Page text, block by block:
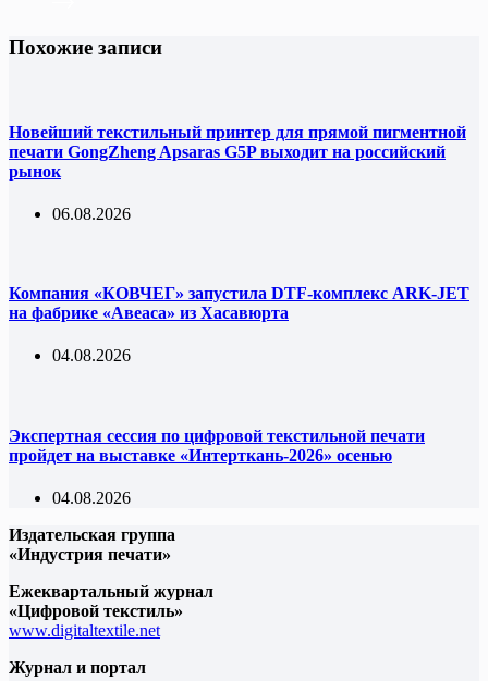
Похожие записи
Новейший текстильный принтер для прямой пигментной
печати GongZheng Apsaras G5P выходит на российский
рынок
06.08.2026
Компания «КОВЧЕГ» запустила DTF-комплекс ARK-JET
на фабрике «Авеаса» из Хасавюрта
04.08.2026
Экспертная сессия по цифровой текстильной печати
пройдет на выставке «Интерткань-2026» осенью
04.08.2026
Издательская группа
«Индустрия печати»
Ежеквартальный журнал
«Цифровой текстиль»
www.digitaltextile.net
Журнал и портал